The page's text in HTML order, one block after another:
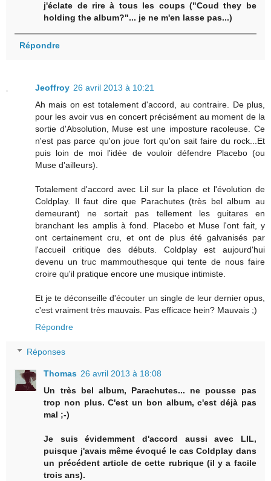
j'éclate de rire à tous les coups ("Coud they be
holding the album?"... je ne m'en lasse pas...)
Répondre
Jeoffroy 26 avril 2013 à 10:21
Ah mais on est totalement d'accord, au contraire. De plus,
pour les avoir vus en concert précisément au moment de la
sortie d'Absolution, Muse est une imposture racoleuse. Ce
n'est pas parce qu'on joue fort qu'on sait faire du rock...Et
puis loin de moi l'idée de vouloir défendre Placebo (ou
Muse d'ailleurs).
Totalement d'accord avec Lil sur la place et l'évolution de
Coldplay. Il faut dire que Parachutes (très bel album au
demeurant) ne sortait pas tellement les guitares en
branchant les amplis à fond. Placebo et Muse l'ont fait, y
ont certainement cru, et ont de plus été galvanisés par
l'accueil critique des débuts. Coldplay est aujourd'hui
devenu un truc mammouthesque qui tente de nous faire
croire qu'il pratique encore une musique intimiste.
Et je te déconseille d'écouter un single de leur dernier opus,
c'est vraiment très mauvais. Pas efficace hein? Mauvais ;)
Répondre
Réponses
Thomas 26 avril 2013 à 18:08
Un très bel album, Parachutes... ne pousse pas
trop non plus. C'est un bon album, c'est déjà pas
mal ;-)
Je suis évidemment d'accord aussi avec LIL,
puisque j'avais même évoqué le cas Coldplay dans
un précédent article de cette rubrique (il y a facile
trois ans).